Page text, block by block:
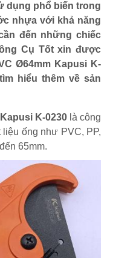
dụng phổ biến trong
nhựa với khả năng
đến những chiếc
Cụ Tốt xin được
Ø64mm Kapusi K-
hiểu thêm về sản
K-0230 là công
ống như PVC, PP,
65mm.